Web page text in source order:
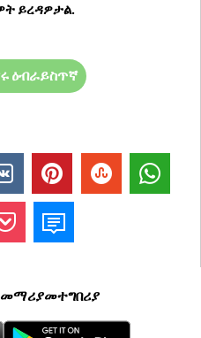
ይረዳዎታል.
ዕብራይስጥኛ
መማሪያመተግበሪያ